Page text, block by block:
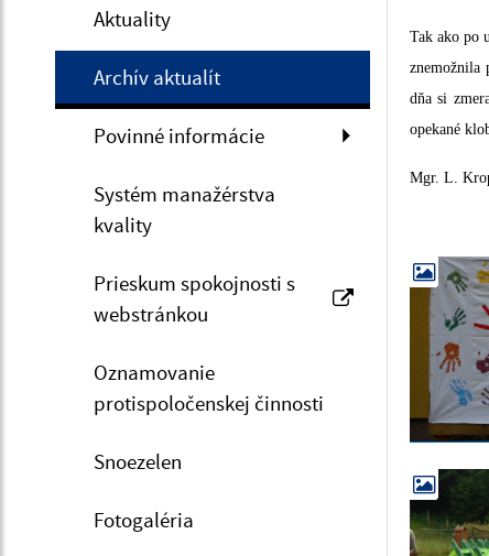
Aktuality
Archív aktualít
Povinné informácie
Systém manažérstva
kvality
Prieskum spokojnosti s
webstránkou
Oznamovanie
protispoločenskej činnosti
Snoezelen
Fotogaléria
Tak ako po
znemožnila
dňa si
opekané
Mgr. L.